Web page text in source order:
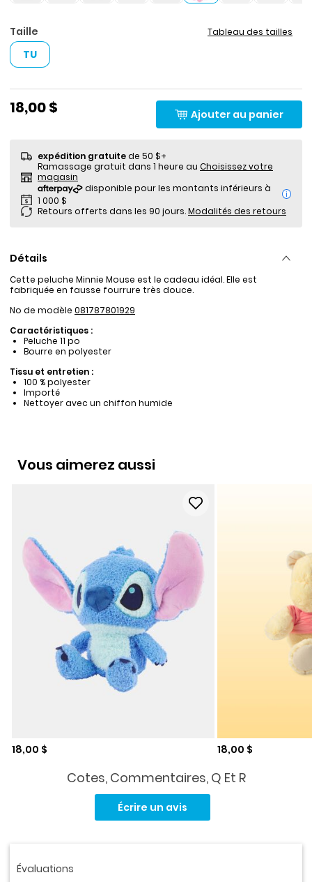
Taille Tableau des tailles
TU
18,00 $ Ajouter au panier
expédition gratuitede 50 $+
Ramassage gratuit dans 1 heure au Choisissez votre
magasin
i
Retours offerts dans les 90 jours.Modalités des retours
Détails
Cette peluche Minnie Mouse est le cadeau idéal. Elle est
fabriquée en fausse fourrure très douce.
No de modèle 081787801929
Caractéristiques :
Peluche 11 po
Bourre en polyester
Tissu et entretien :
100 % polyester
Importé
Nettoyer avec un chiffon humide
Vous aimerez aussi
Prix de solde
18,00 $ Prix de solde
18,00 $
Cotes, Commentaires, Q Et R
la
Écrire un avis